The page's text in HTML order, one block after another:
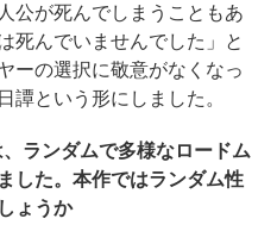
公が死んでしまうこともあ
死んでいませんでした」と
ーの選択に敬意がなくなっ
譚という形にしました。
ランダムで多様なロードム
した。本作ではランダム性
ょうか